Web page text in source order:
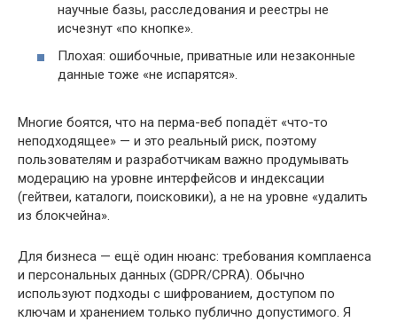
научные базы, расследования и реестры не
исчезнут «по кнопке».
Плохая: ошибочные, приватные или незаконные
данные тоже «не испарятся».
Многие боятся, что на перма-веб попадёт «что-то
неподходящее» — и это реальный риск, поэтому
пользователям и разработчикам важно продумывать
модерацию на уровне интерфейсов и индексации
(гейтвеи, каталоги, поисковики), а не на уровне «удалить
из блокчейна».
Для бизнеса — ещё один нюанс: требования комплаенса
и персональных данных (GDPR/CPRA). Обычно
используют подходы с шифрованием, доступом по
ключам и хранением только публично допустимого. Я